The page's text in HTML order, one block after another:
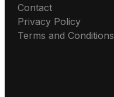
Contact
Privacy Policy
Terms and Conditions